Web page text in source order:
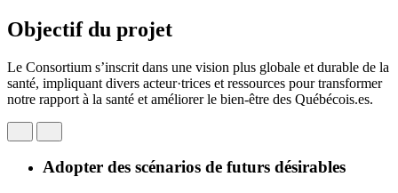
Objectif du projet
Le Consortium s’inscrit dans une vision plus globale et durable de la
santé, impliquant divers acteur·trices et ressources pour transformer
notre rapport à la santé et améliorer le bien-être des Québécois.es.
Adopter des scénarios de futurs désirables